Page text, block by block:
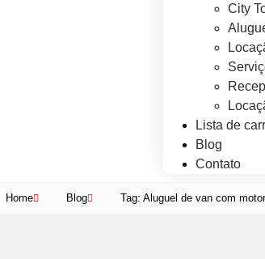
City
Lista de
Blog
Contato
Home Blog Tag: Aluguel de van com